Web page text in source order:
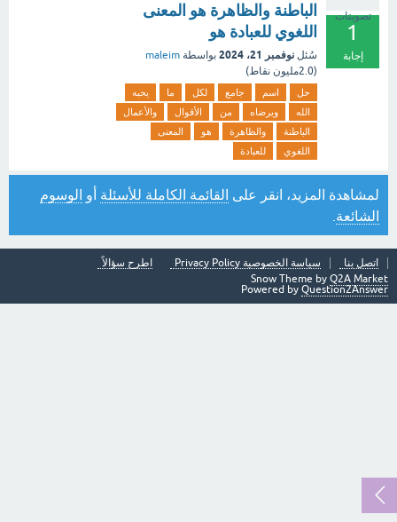
تصويتات
1
إجابة
الباطنة والظاهرة هو المعنى
اللغوي للعبادة هو
سُئل نوفمبر 21، 2024 بواسطة maleim
(2.0مليون نقاط)
حل اسم جامع لكل ما
يحبه
الله
ويرضاه من الأقوال
والأعمال
الباطنة
والظاهرة هو
المعنى
اللغوي
للعبادة
لمشاهدة المزيد، انقر على القائمة الكاملة للأسئلة أو الوسوم
الشائعة
اتصل بنا سياسة الخصوصية Privacy Policy
اطرح سؤالاً
Snow Theme by Q2A Market
Powered by Question2Answer